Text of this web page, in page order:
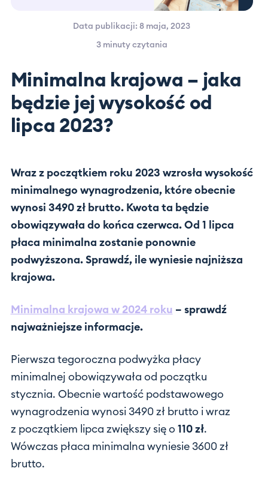
Data publikacji: 8 maja, 2023
3 minuty czytania
Minimalna krajowa – jaka
będzie jej wysokość od
lipca 2023?
Wraz z początkiem roku 2023 wzrosła wysokość
minimalnego wynagrodzenia, które obecnie
wynosi 3490 zł brutto. Kwota ta będzie
obowiązywała do końca czerwca. Od 1 lipca
płaca minimalna zostanie ponownie
podwyższona. Sprawdź, ile wyniesie najniższa
krajowa.
Minimalna krajowa w 2024 roku – sprawdź
najważniejsze informacje.
Pierwsza tegoroczna podwyżka płacy
minimalnej obowiązywała od początku
stycznia. Obecnie wartość podstawowego
wynagrodzenia wynosi 3490 zł brutto i wraz
z początkiem lipca zwiększy się o 110 zł.
Wówczas płaca minimalna wyniesie 3600 zł
brutto.